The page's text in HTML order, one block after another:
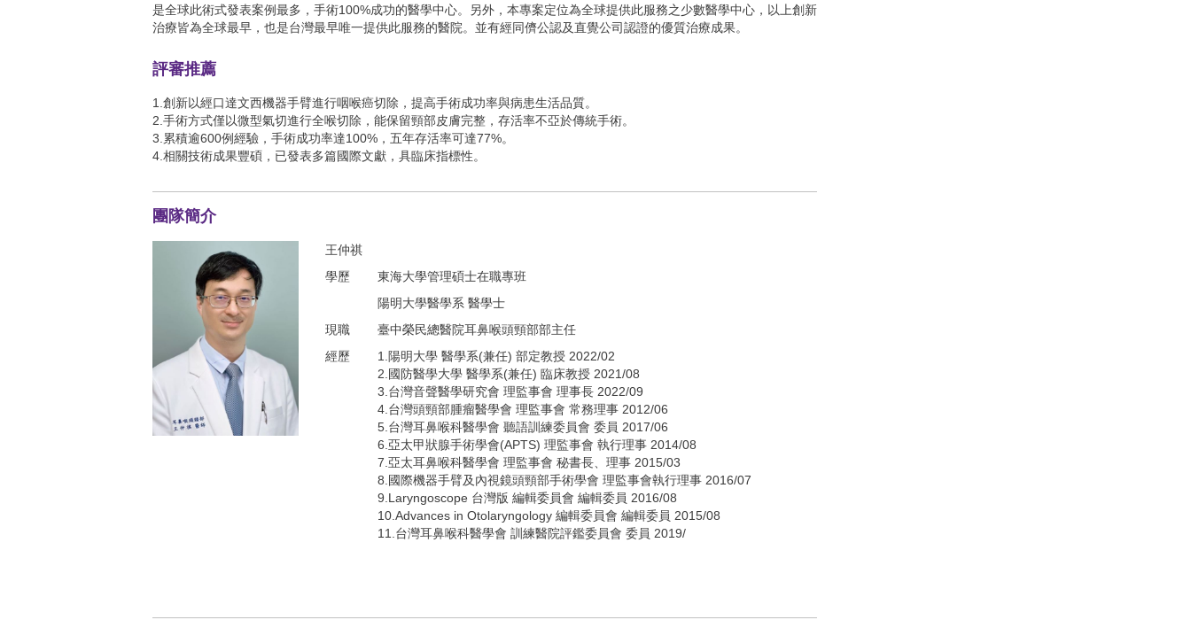
1.創新以經口達文西機器手臂進行咽喉癌切除，提高手術成功率與病患生活品質。
2.手術方式僅以微型氣切進行全喉切除，能保留頸部皮膚完整，存活率不亞於傳統手術。
4.相關技術成果豐碩，已發表多篇國際文獻，具臨床指標性。
團隊簡介
王仲祺
2.國防醫學大學 醫學系(兼任) 臨床教授
3.台灣音聲醫學研究會 理監事會 理事長
5.台灣耳鼻喉科醫學會 聽語訓練委員會 委員
6.亞太甲狀腺手術學會(APTS) 理監事會 執行理事
7. 亞太耳鼻喉科醫學會 理監事會 秘書長、理事 2015/03
8.國際機器手臂及內視鏡頭頸部手術學會 理監事會執行理事
9. Laryngoscope 台灣版 編輯委員會 編輯委員 2016/08
10.Advances in Otolaryngology 編輯委員會 編輯委員
11.台灣耳鼻喉科醫學會 訓練醫院評鑑委員會 委員 2019/